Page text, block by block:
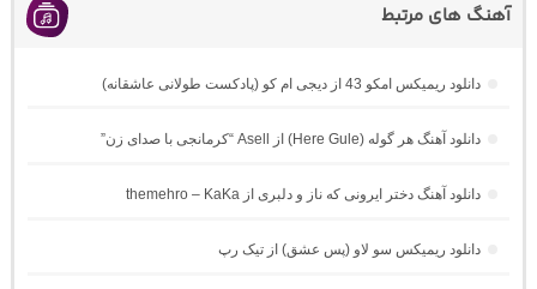
آهنگ های مرتبط
دانلود ریمیکس امکو 43 از دیجی ام کو (پادکست طولانی عاشقانه)
دانلود آهنگ هر گوله (Here Gule) از Asell “کرمانجی با صدای زن”
دانلود آهنگ دختر ایرونی که ناز و دلبری از themehro – KaKa
دانلود ریمیکس سو لاو (پس عشق) از تیک رپ